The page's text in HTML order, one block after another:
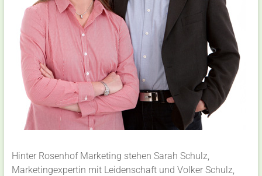
Hinter Rosenhof Marketing stehen Sarah Schulz,
Marketingexpertin mit Leidenschaft und Volker Schulz,